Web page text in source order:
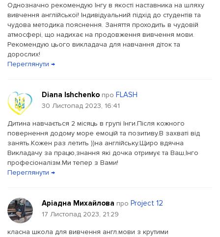
Однозначно рекомендую Інгу в якості наставника на шляху
вивчення англійської! Індивідуальний підхід до студентів та
чудова методика пояснення. Заняття проходить в чудовій
атмосфері, що надихає на продовження вивчення мови.
Рекомендую цього викладача для навчання діток та
дорослих!
Переглянути →
Diana Ishchenko про FLASH
30 Листопад 2023, 16:41
Дитина навчається 2 місяць в групі Інги.Після кожного
повернення додому море емоцій та позитиву.В захваті від
занять.Кожен раз летить ))на англійську.Щиро вдячна
Викладачу за працю,знання які дочка отримує та Ваш,Інго
професіоналізм.Ми тепер з Вами!
Переглянути →
Аріадна Михайлова про Project 12
17 Листопад 2023, 21:29
класна школа для вивчення англ.мови з крутими